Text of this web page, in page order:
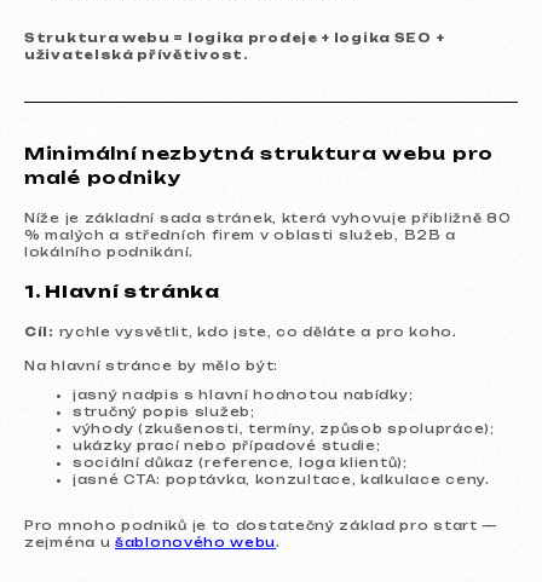
Struktura webu = logika prodeje + logika SEO +
uživatelská přívětivost.
Minimální nezbytná struktura webu pro
malé podniky
Níže je základní sada stránek, která vyhovuje přibližně 80
% malých a středních firem v oblasti služeb, B2B a
lokálního podnikání.
1. Hlavní stránka
Cíl: rychle vysvětlit, kdo jste, co děláte a pro koho.
Na hlavní stránce by mělo být:
jasný nadpis s hlavní hodnotou nabídky;
stručný popis služeb;
výhody (zkušenosti, termíny, způsob spolupráce);
ukázky prací nebo případové studie;
sociální důkaz (reference, loga klientů);
jasné CTA: poptávka, konzultace, kalkulace ceny.
Pro mnoho podniků je to dostatečný základ pro start —
zejména u šablonového webu.